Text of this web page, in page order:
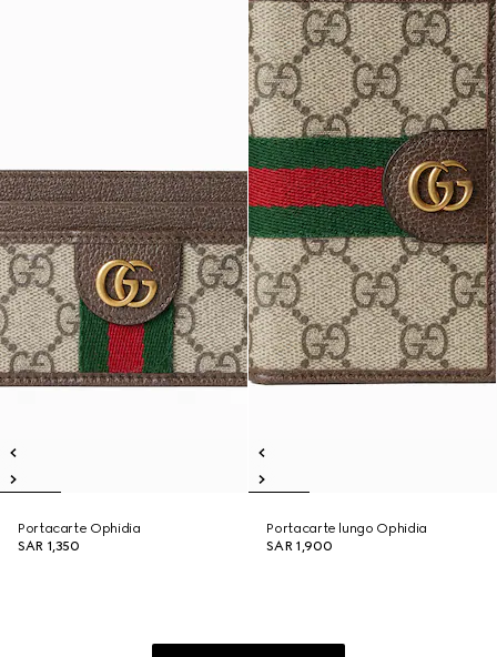
Portacarte Ophidia
SAR 1,350
Portacarte lungo Ophidia
SAR 1,900